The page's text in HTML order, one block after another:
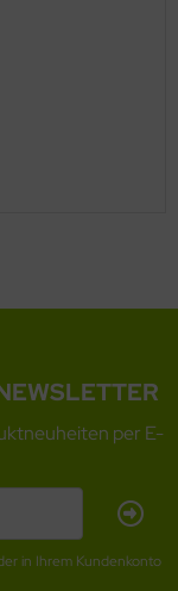
per E-
in Ihrem Kundenkonto